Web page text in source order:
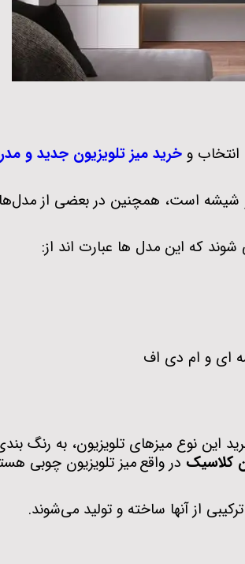
و خرید میز تلویزیون جدید و
و شیشه است، همچنین در بعضی از
که این مدل ‌ها عبارت ‌اند از:
ای و ام دی اف
این نوع میزهای تلویزیون، به رنگ
کلاسیک در واقعمیز تلویزیون چوبی
از آنها ساخته و تولید می‌شوند.